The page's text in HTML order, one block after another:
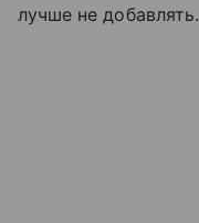
лучше не добавлять.